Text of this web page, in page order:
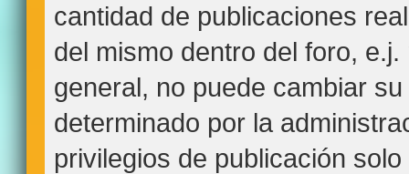
cantidad de publicaciones
del mismo dentro del foro,
general, no puede cambiar
determinado por la
privilegios de publicación